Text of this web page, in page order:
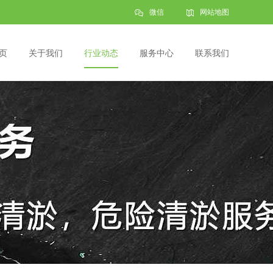
微信 网站地图
关于我们 行业动态 服务中心 联系我们